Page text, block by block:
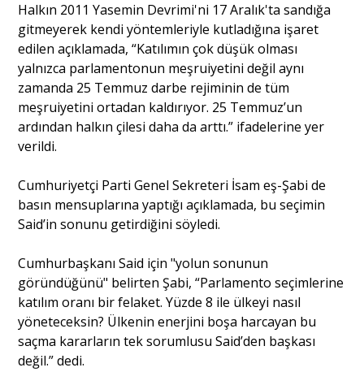
Halkın 2011 Yasemin Devrimi'ni 17 Aralık'ta sandığa
gitmeyerek kendi yöntemleriyle kutladığına işaret
edilen açıklamada, “Katılımın çok düşük olması
yalnızca parlamentonun meşruiyetini değil aynı
zamanda 25 Temmuz darbe rejiminin de tüm
meşruiyetini ortadan kaldırıyor. 25 Temmuz’un
ardından halkın çilesi daha da arttı.” ifadelerine yer
verildi.
Cumhuriyetçi Parti Genel Sekreteri İsam eş-Şabi de
basın mensuplarına yaptığı açıklamada, bu seçimin
Said’in sonunu getirdiğini söyledi.
Cumhurbaşkanı Said için "yolun sonunun
göründüğünü" belirten Şabi, “Parlamento seçimlerine
katılım oranı bir felaket. Yüzde 8 ile ülkeyi nasıl
yöneteceksin? Ülkenin enerjini boşa harcayan bu
saçma kararların tek sorumlusu Said’den başkası
değil.” dedi.